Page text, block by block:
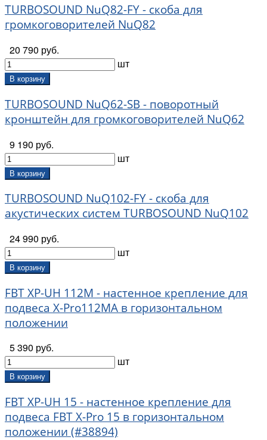
TURBOSOUND NuQ82-FY - скоба для
громкоговорителей NuQ82
20 790 руб.
шт
В корзину
TURBOSOUND NuQ62-SB - поворотный
кронштейн для громкоговорителей NuQ62
9 190 руб.
шт
В корзину
TURBOSOUND NuQ102-FY - скоба для
акустических систем TURBOSOUND NuQ102
24 990 руб.
шт
В корзину
FBT XP-UH 112M - настенное крепление для
подвеса X-Pro112MA в горизонтальном
положении
5 390 руб.
шт
В корзину
FBT XP-UH 15 - настенное крепление для
подвеса FBT X-Pro 15 в горизонтальном
положении (#38894)